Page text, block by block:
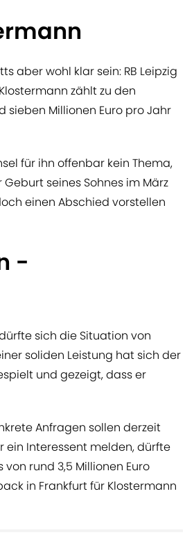
aber wohl klar sein: RB Leipzig
zählt zu den
sieben Millionen Euro pro Jahr
für ihn offenbar kein Thema,
seines Sohnes im März
einen Abschied vorstellen
-
sich die Situation von
soliden Leistung hat sich der
und gezeigt, dass er
Anfragen sollen derzeit
ein Interessent melden, dürfte
rund 3,5 Millionen Euro
in Frankfurt für Klostermann